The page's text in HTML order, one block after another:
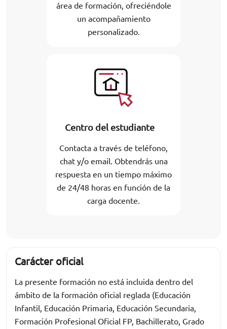
área de formación, ofreciéndole
un acompañamiento
personalizado.
Centro del estudiante
Contacta a través de teléfono,
chat y/o email. Obtendrás una
respuesta en un tiempo máximo
de 24/48 horas en función de la
carga docente.
Carácter oficial
La presente formación no está incluida dentro del
ámbito de la formación oficial reglada (Educación
Infantil, Educación Primaria, Educación Secundaria,
Formación Profesional Oficial FP, Bachillerato, Grado